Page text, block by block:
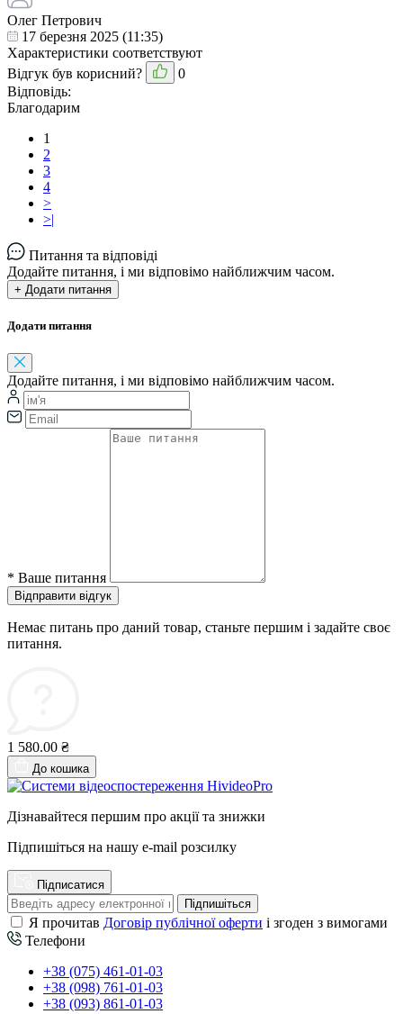
Олег Петрович
17 березня 2025 (11:35)
Характеристики соответствуют
Відгук був корисний?
0
Відповідь:
Благодарим
1
2
3
4
>
>|
Питання та відповіді
Додайте питання, і ми відповімо найближчим часом.
+ Додати питання
Додати питання
Додайте питання, і ми відповімо найближчим часом.
* Ваше питання
Відправити відгук
Немає питань про даний товар, станьте першим і задайте своє
питання.
1 580.00 ₴
До кошика
Дізнавайтеся першим про акції та знижки
Підпишіться на нашу e-mail розсилку
Підписатися
Підпишіться
Я прочитав Договір публічної оферти і згоден з вимогами
Телефони
+38 (075) 461-01-03
+38 (098) 761-01-03
+38 (093) 861-01-03